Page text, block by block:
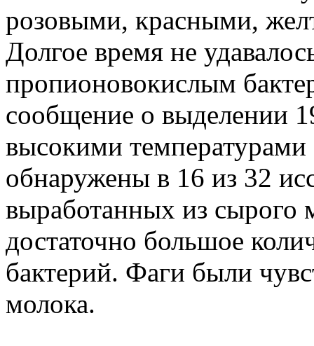
розовыми, красными,
Долгое время не
пропионовокислым
сообщение о выделении
высокими
обнаружены в 16 из 32
выработанных из сырого
достаточно большое
бактерий. Фаги были
молока.